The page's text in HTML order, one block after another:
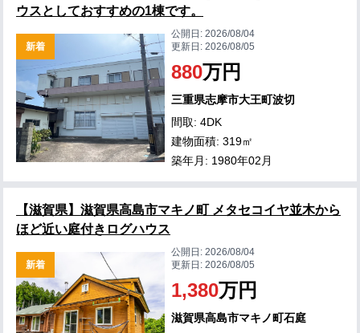
ウスとしておすすめの1棟です。
新着
公開日:2026/08/04
更新日:2026/08/05
880万円
三重県志摩市大王町波切
間取: 4DK
建物面積: 319㎡
築年月: 1980年02月
【滋賀県】滋賀県高島市マキノ町 メタセコイヤ並木から
ほど近い庭付きログハウス
新着
公開日:2026/08/04
更新日:2026/08/05
1,380万円
滋賀県高島市マキノ町石庭